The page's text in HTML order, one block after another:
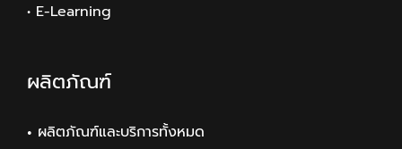
• E-Learning
ผลิตภัณฑ์
ผลิตภัณฑ์และบริการทั้งหมด